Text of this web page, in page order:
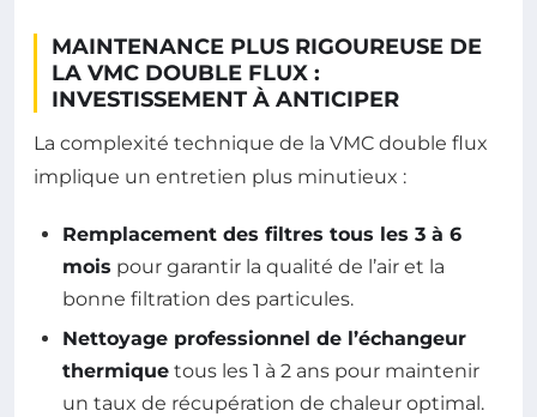
MAINTENANCE PLUS RIGOUREUSE DE
LA VMC DOUBLE FLUX :
INVESTISSEMENT À ANTICIPER
La complexité technique de la VMC double flux
implique un entretien plus minutieux :
Remplacement des filtres tous les 3 à 6
mois pour garantir la qualité de l’air et la
bonne filtration des particules.
Nettoyage professionnel de l’échangeur
thermique tous les 1 à 2 ans pour maintenir
un taux de récupération de chaleur optimal.